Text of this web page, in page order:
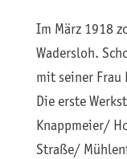
Im März 1918
Wadersloh.
mit seiner
Die erste
Knappmeier/
Straße/